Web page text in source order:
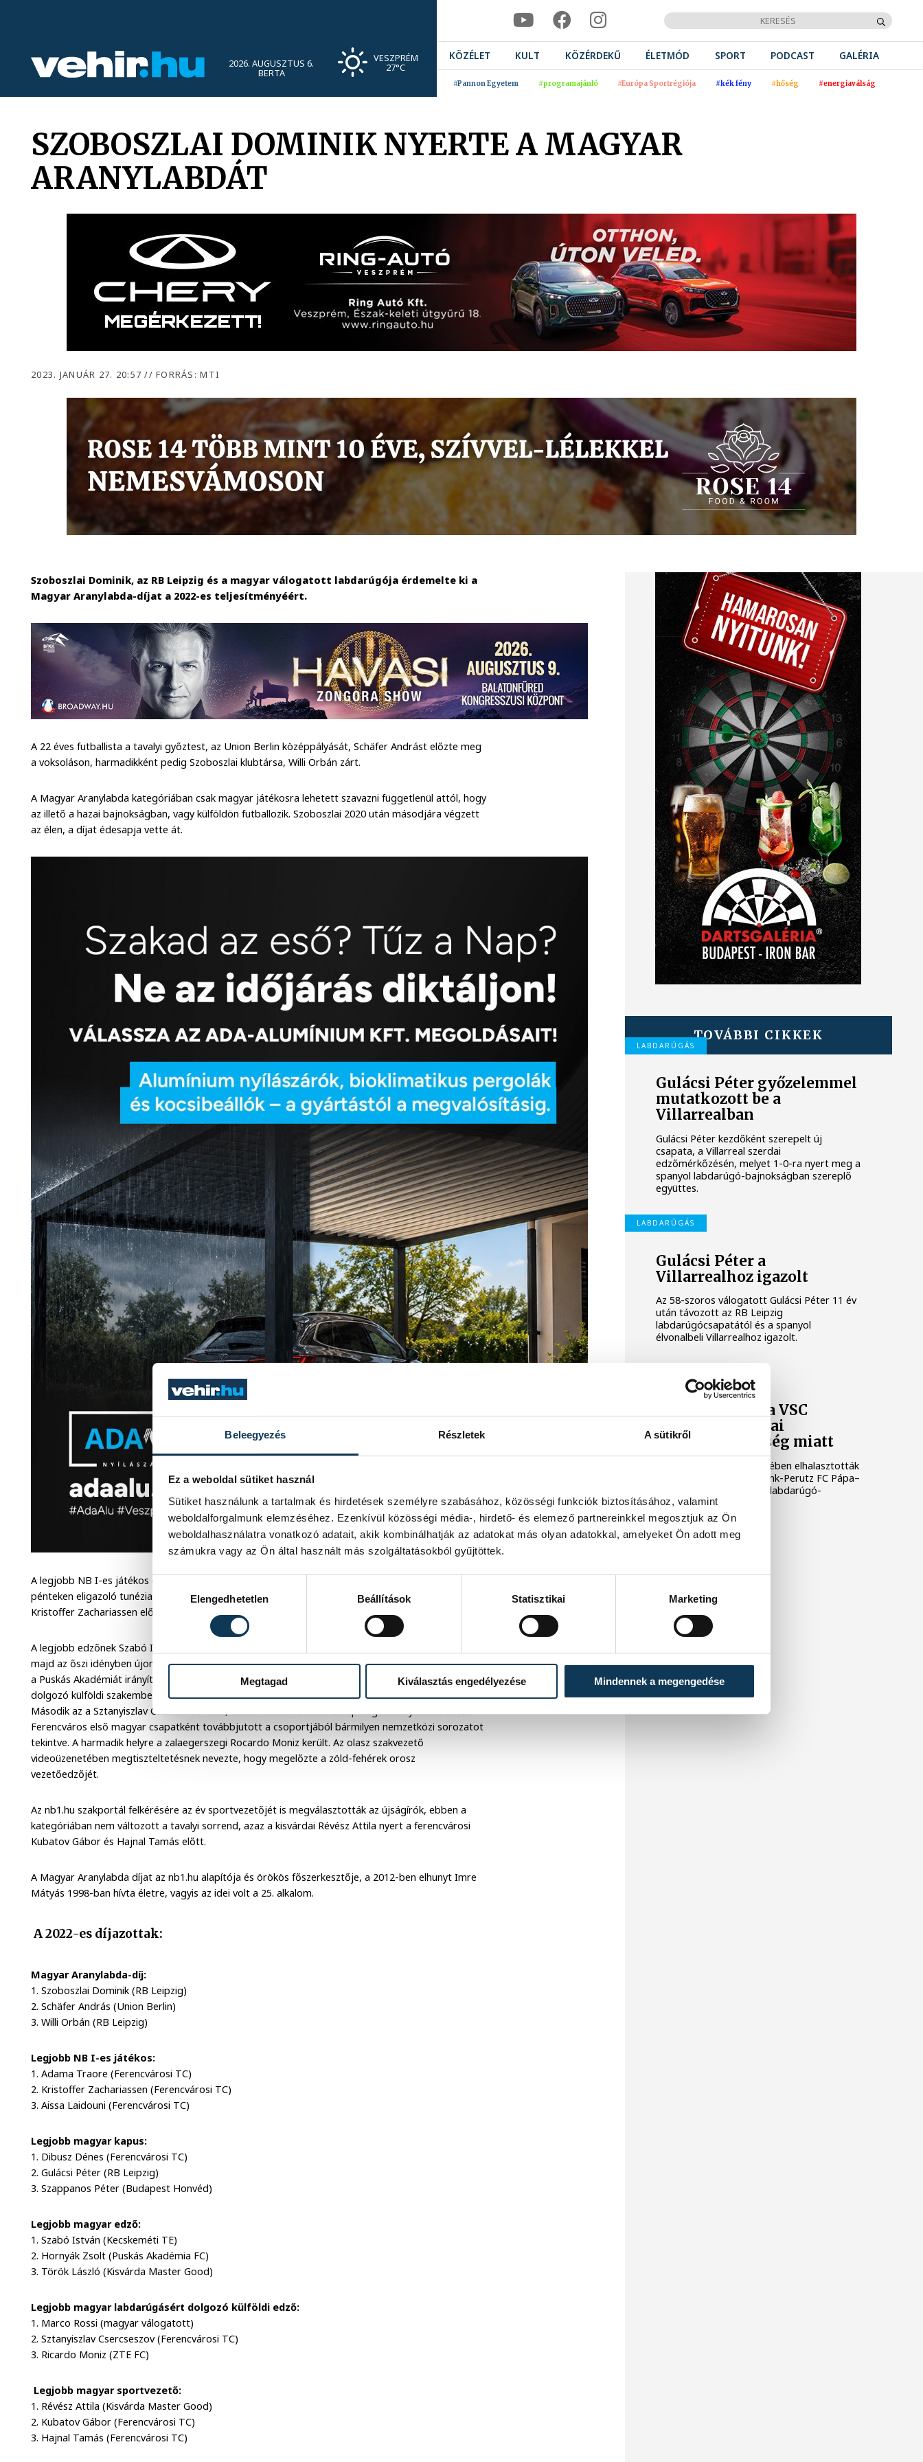
Beleegyezés Részletek A sütikről
Ez a weboldal sütiket használ
Sütiket használunk a tartalmak és hirdetések személyre szabásához, közösségi funkciók biztosításához, valamint
weboldalforgalmunk elemzéséhez. Ezenkívül közösségi média-, hirdető- és elemező partnereinkkel megosztjuk az Ön
weboldalhasználatra vonatkozó adatait, akik kombinálhatják az adatokat más olyan adatokkal, amelyeket Ön adott meg
számukra vagy az Ön által használt más szolgáltatásokból gyűjtöttek.
Hozzájárulás kiválasztása
Elengedhetetlen
Beállítások Statisztikai Marketing
Megtagad Kiválasztás engedélyezése Mindennek a megengedése
2026. AUGUSZTUS 6.
BERTA
VESZPRÉM
27°C
KÖZÉLET KULT KÖZÉRDEKŰ ÉLETMÓD SPORT PODCAST GALÉRIA
#Pannon Egyetem #programajánló #Európa Sportrégiója #kék fény #hőség #energiaválság
SZOBOSZLAI DOMINIK NYERTE A MAGYAR
ARANYLABDÁT
2023. JANUÁR 27. 20:57// FORRÁS: MTI
Szoboszlai Dominik, az RB Leipzig és a magyar válogatott labdarúgója érdemelte ki a
Magyar Aranylabda-díjat a 2022-es teljesítményéért.
A 22 éves futballista a tavalyi győztest, az Union Berlin középpályását, Schäfer Andrást előzte meg
a voksoláson, harmadikként pedig Szoboszlai klubtársa, Willi Orbán zárt.
A Magyar Aranylabda kategóriában csak magyar játékosra lehetett szavazni függetlenül attól, hogy
az illető a hazai bajnokságban, vagy külföldön futballozik. Szoboszlai 2020 után másodjára végzett
az élen, a díjat édesapja vette át.
A legjobb NB I-es játékos címet az OTP Bank Ligában címvédő és éllovas Ferencvárostól éppen
pénteken eligazoló tunéziai Aissa Laidouni kapta két klubtársa, a mali Adama Traore és a norvég
Kristoffer Zachariassen előtt.
A legjobb edzőnek Szabó Istvánt választották, aki tavasszal feljuttatta a Kecskemétet az élvonalba,
majd az őszi idényben újoncként második helyre vezette a csapatot az OTP Bank Ligában. Mögötte
a Puskás Akadémiát irányító Hornyák Zsolt és a kisvárdai Török László zárt. A magyar futballért
dolgozó külföldi szakemberek között ismét Marco Rossi szövetségi kapitány végzett az élen.
Második az a Sztanyiszlav Csercseszov lett, akinek vezetésével az Európa-ligában nyolcaddöntős
Ferencváros első magyar csapatként továbbjutott a csoportjából bármilyen nemzetközi sorozatot
tekintve. A harmadik helyre a zalaegerszegi Rocardo Moniz került. Az olasz szakvezető
videoüzenetében megtiszteltetésnek nevezte, hogy megelőzte a zöld-fehérek orosz
vezetőedzőjét.
Az nb1.hu szakportál felkérésére az év sportvezetőjét is megválasztották az újságírók, ebben a
kategóriában nem változott a tavalyi sorrend, azaz a kisvárdai Révész Attila nyert a ferencvárosi
Kubatov Gábor és Hajnal Tamás előtt.
A Magyar Aranylabda díjat az nb1.hu alapítója és örökös főszerkesztője, a 2012-ben elhunyt Imre
Mátyás 1998-ban hívta életre, vagyis az idei volt a 25. alkalom.
A 2022-es díjazottak:
Magyar Aranylabda-díj:
1. Szoboszlai Dominik (RB Leipzig)
2. Schäfer András (Union Berlin)
3. Willi Orbán (RB Leipzig)
Legjobb NB I-es játékos:
1. Adama Traore (Ferencvárosi TC)
2. Kristoffer Zachariassen (Ferencvárosi TC)
3. Aissa Laidouni (Ferencvárosi TC)
Legjobb magyar kapus:
1. Dibusz Dénes (Ferencvárosi TC)
2. Gulácsi Péter (RB Leipzig)
3. Szappanos Péter (Budapest Honvéd)
Legjobb magyar edző:
1. Szabó István (Kecskeméti TE)
2. Hornyák Zsolt (Puskás Akadémia FC)
3. Török László (Kisvárda Master Good)
Legjobb magyar labdarúgásért dolgozó külföldi edző:
1. Marco Rossi (magyar válogatott)
2. Sztanyiszlav Csercseszov (Ferencvárosi TC)
3. Ricardo Moniz (ZTE FC)
Legjobb magyar sportvezető:
1. Révész Attila (Kisvárda Master Good)
2. Kubatov Gábor (Ferencvárosi TC)
3. Hajnal Tamás (Ferencvárosi TC)
TOVÁBBI CIKKEK
LABDARÚGÁS
Gulácsi Péter győzelemmel
mutatkozott be a
Villarrealban
Gulácsi Péter kezdőként szerepelt új
csapata, a Villarreal szerdai
edzőmérkőzésén, melyet 1-0-ra nyert meg a
spanyol labdarúgó-bajnokságban szereplő
együttes.
LABDARÚGÁS
Gulácsi Péter a
Villarrealhoz igazolt
Az 58-szoros válogatott Gulácsi Péter 11 év
után távozott az RB Leipzig
labdarúgócsapatától és a spanyol
élvonalbeli Villarrealhoz igazolt.
Elhalasztották a VSC
Veszprém szerdai
bajnokiját a hőség miatt
Az MLSZ döntése értelmében elhalasztották
a szerdára kiírt Frutti Drink-Perutz FC Pápa–
VSC Veszprém NB III-as labdarúgó-
mérkőzést.